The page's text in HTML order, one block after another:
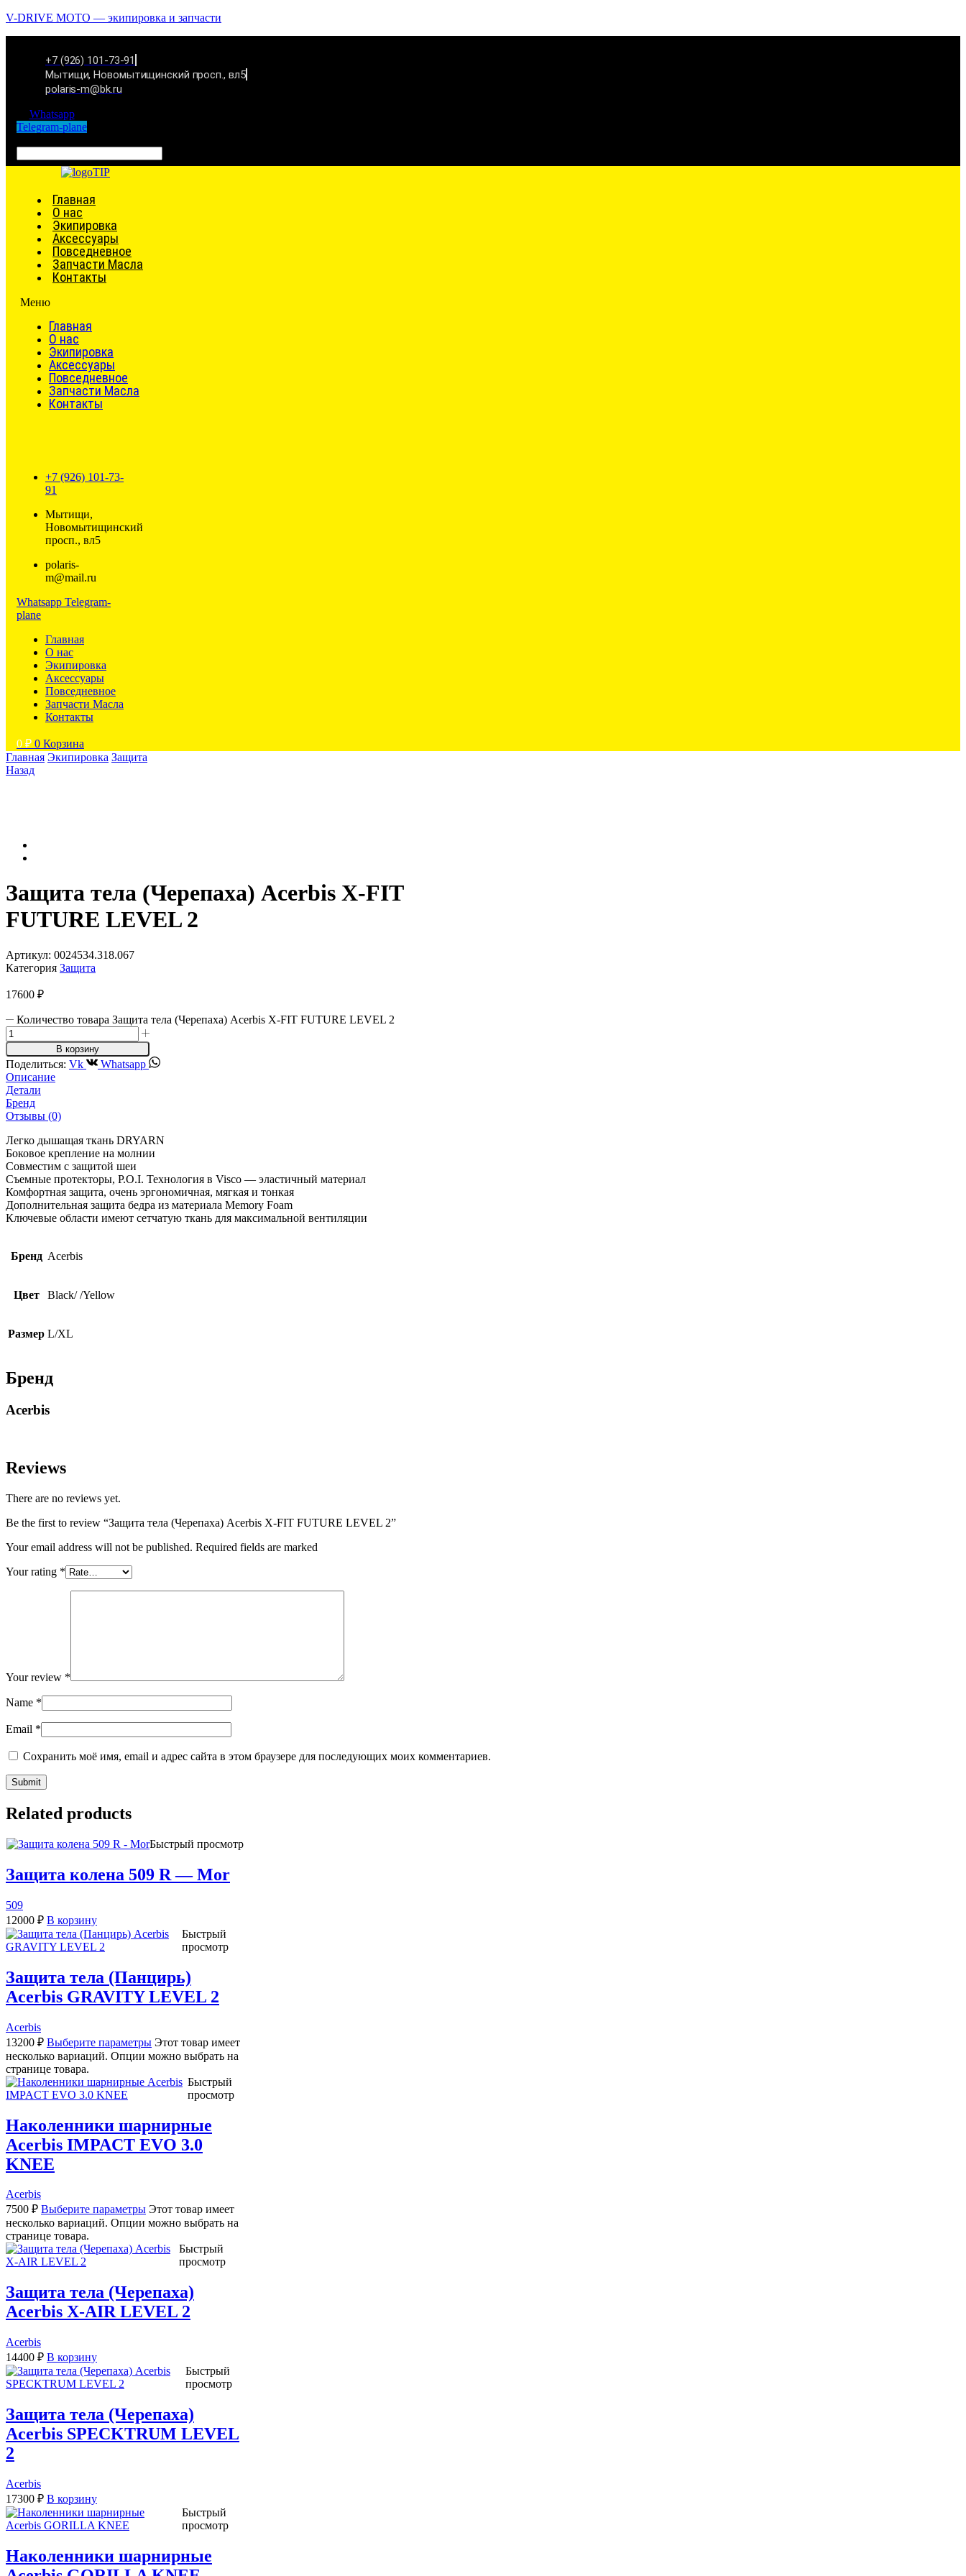
V-DRIVE MOTO — экипировка и запчасти
+7 (926) 101-73-91
Мытищи, Новомытищинский просп., вл5
polaris-m@bk.ru
Whatsapp
Telegram-plane
Главная
О нас
Экипировка
Аксессуары
Повседневное
Запчасти Масла
Контакты
Меню
Главная
О нас
Экипировка
Аксессуары
Повседневное
Запчасти Масла
Контакты
+7 (926) 101-73-
91
Мытищи,
Новомытищинский
просп., вл5
polaris-
m@mail.ru
Whatsapp Telegram-
plane
Главная
О нас
Экипировка
Аксессуары
Повседневное
Запчасти Масла
Контакты
0 ₽ 0 Корзина
Главная Экипировка Защита
Назад
Защита тела (Черепаха) Acerbis X-FIT
FUTURE LEVEL 2
Артикул: 0024534.318.067
Категория Защита
17600 ₽
Количество товара Защита тела (Черепаха) Acerbis X-FIT FUTURE LEVEL 2
В корзину
Поделиться: Vk
Whatsapp
Описание
Детали
Бренд
Отзывы (0)
Легко дышащая ткань DRYARN
Боковое крепление на молнии
Совместим с защитой шеи
Съемные протекторы, P.O.I. Технология в Visco — эластичный материал
Комфортная защита, очень эргономичная, мягкая и тонкая
Дополнительная защита бедра из материала Memory Foam
Ключевые области имеют сетчатую ткань для максимальной вентиляции
Бренд Acerbis
Цвет Black/ /Yellow
Размер L/XL
Бренд
Acerbis
Reviews
There are no reviews yet.
Be the first to review “Защита тела (Черепаха) Acerbis X-FIT FUTURE LEVEL 2”
Your email address will not be published. Required fields are marked
Your rating *
Your review *
Name *
Email *
Сохранить моё имя, email и адрес сайта в этом браузере для последующих моих комментариев.
Related products
Быстрый просмотр
Защита колена 509 R — Mor
509
12000 ₽ В корзину
Быстрый
просмотр
Защита тела (Панцирь)
Acerbis GRAVITY LEVEL 2
Acerbis
13200 ₽ Выберите параметры Этот товар имеет
несколько вариаций. Опции можно выбрать на
странице товара.
Быстрый
просмотр
Наколенники шарнирные
Acerbis IMPACT EVO 3.0
KNEE
Acerbis
7500 ₽ Выберите параметры Этот товар имеет
несколько вариаций. Опции можно выбрать на
странице товара.
Быстрый
просмотр
Защита тела (Черепаха)
Acerbis X-AIR LEVEL 2
Acerbis
14400 ₽ В корзину
Быстрый
просмотр
Защита тела (Черепаха)
Acerbis SPECKTRUM LEVEL
2
Acerbis
17300 ₽ В корзину
Быстрый
просмотр
Наколенники шарнирные